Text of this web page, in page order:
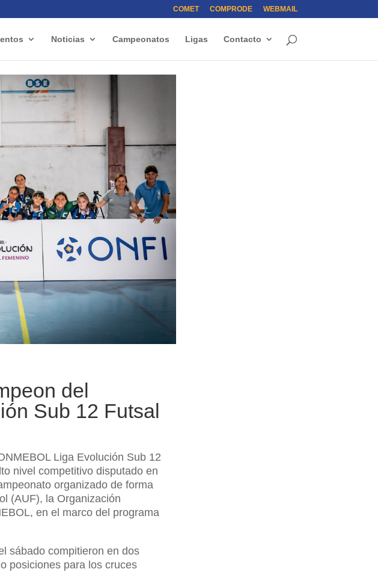
COMET COMPRODE WEBMAIL
Noticias Campeonatos Ligas Contacto
del
Sub 12 Futsal
Liga Evolución Sub 12
nivel competitivo disputado en
organizado de forma
(AUF), la Organización
en el marco del programa
sábado compitieron en dos
posiciones para los cruces